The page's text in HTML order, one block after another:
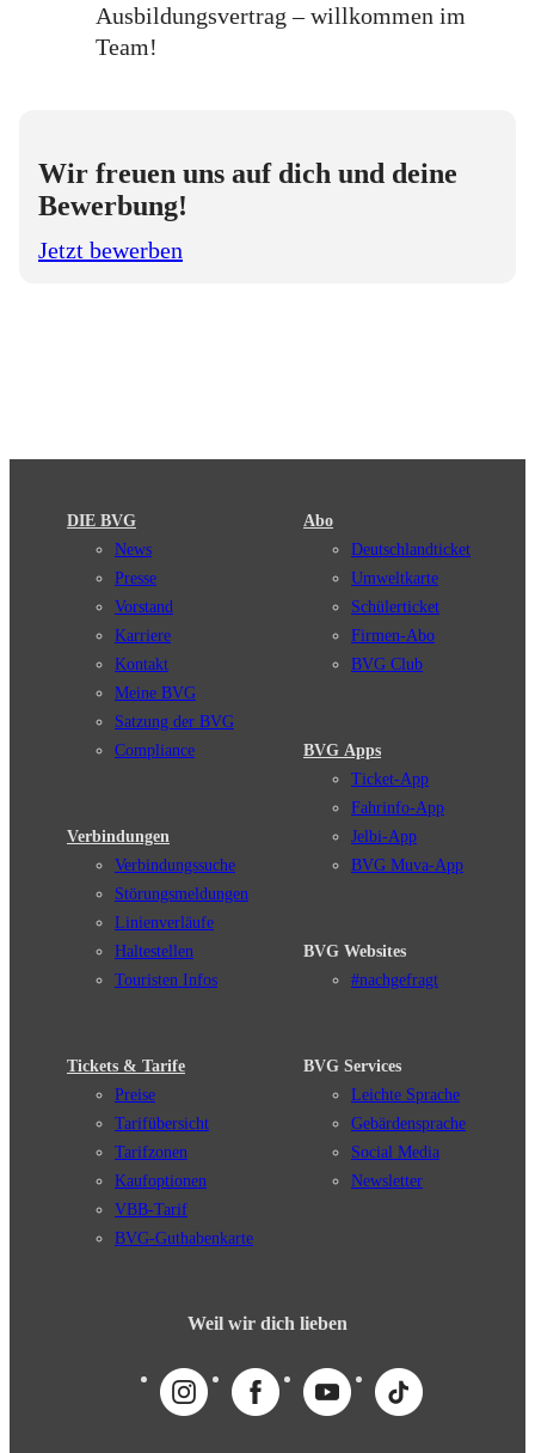
Ausbildungsvertrag – willkommen im
Team!
Wir freuen uns auf dich und deine
Bewerbung!
Jetzt bewerben
DIE BVG
News
Presse
Vorstand
Karriere
Kontakt
Meine BVG
Satzung der BVG
Compliance
Verbindungen
Verbindungssuche
Störungsmeldungen
Linienverläufe
Haltestellen
Touristen Infos
Tickets & Tarife
Preise
Tarifübersicht
Tarifzonen
Kaufoptionen
VBB-Tarif
BVG-Guthabenkarte
Abo
Deutschlandticket
Umweltkarte
Schülerticket
Firmen-Abo
BVG Club
BVG Apps
Ticket-App
Fahrinfo-App
Jelbi-App
BVG Muva-App
BVG Websites
#nachgefragt
BVG Services
Leichte Sprache
Gebärdensprache
Social Media
Newsletter
Weil wir dich lieben